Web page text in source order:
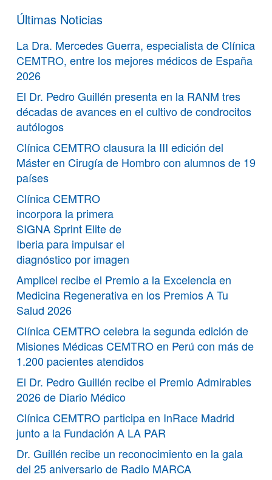
Últimas Noticias
La Dra. Mercedes Guerra, especialista de Clínica
CEMTRO, entre los mejores médicos de España
2026
El Dr. Pedro Guillén presenta en la RANM tres
décadas de avances en el cultivo de condrocitos
autólogos
Clínica CEMTRO clausura la III edición del
Máster en Cirugía de Hombro con alumnos de 19
países
Clínica CEMTRO
incorpora la primera
SIGNA Sprint Elite de
Iberia para impulsar el
diagnóstico por imagen
Amplicel recibe el Premio a la Excelencia en
Medicina Regenerativa en los Premios A Tu
Salud 2026
Clínica CEMTRO celebra la segunda edición de
Misiones Médicas CEMTRO en Perú con más de
1.200 pacientes atendidos
El Dr. Pedro Guillén recibe el Premio Admirables
2026 de Diario Médico
Clínica CEMTRO participa en InRace Madrid
junto a la Fundación A LA PAR
Dr. Guillén recibe un reconocimiento en la gala
del 25 aniversario de Radio MARCA